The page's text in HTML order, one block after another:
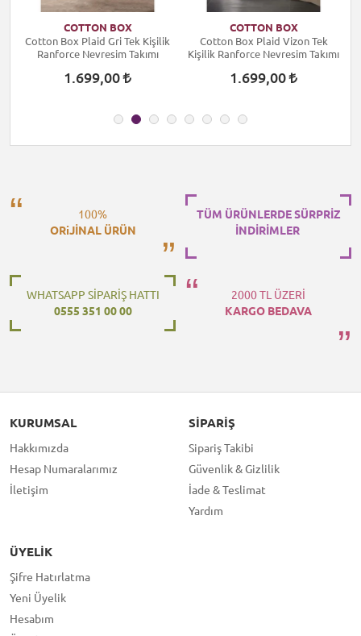
COTTON BOX
Cotton Box Plaid Gri Tek Kişilik
Ranforce Nevresim Takımı
1.699,00
COTTON BOX
Cotton Box Plaid Vizon Tek
Kişilik Ranforce Nevresim Takımı
1.699,00
100%
ORiJİNAL ÜRÜN
TÜM ÜRÜNLERDE SÜRPRİZ
İNDİRİMLER
WHATSAPP SİPARİŞ HATTI
0555 351 00 00
2000 TL ÜZERİ
KARGO BEDAVA
KURUMSAL
Hakkımızda
Hesap Numaralarımız
İletişim
SIPARIŞ
Sipariş Takibi
Güvenlik & Gizlilik
İade & Teslimat
Yardım
ÜYELIK
Şifre Hatırlatma
Yeni Üyelik
Hesabım